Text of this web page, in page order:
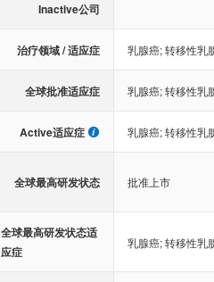
Inactive公司
治疗领域 / 适应症 乳腺癌;转移性乳
全球批准适应症 乳腺癌;转移性乳
Active适应症 乳腺癌;转移性乳
全球最高研发状态 批准上市
全球最高研发状态适
应症
乳腺癌;转移性乳